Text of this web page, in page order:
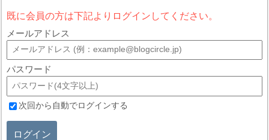
既に会員の方は下記よりログインしてください。
メールアドレス
パスワード
次回から自動でログインする
ログイン